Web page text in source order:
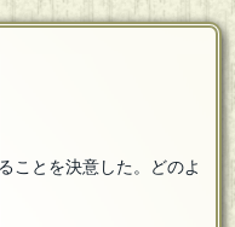
ことを決意した。どのよ